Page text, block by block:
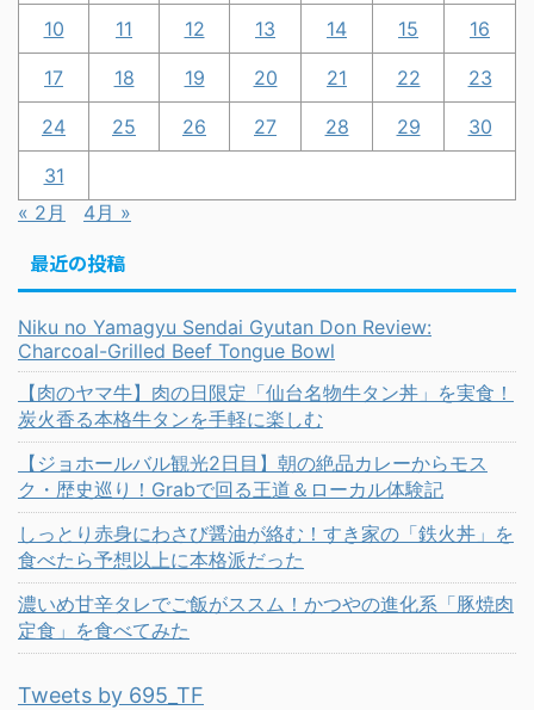
10 11 12 13 14 15 16
17 18 19 20 21 22 23
24 25 26 27 28 29 30
31
« 2月
4月 »
最近の投稿
Niku no Yamagyu Sendai Gyutan Don Review:
Charcoal-Grilled Beef Tongue Bowl
【肉のヤマ牛】肉の日限定「仙台名物牛タン丼」を実食！
炭火香る本格牛タンを手軽に楽しむ
【ジョホールバル観光2日目】朝の絶品カレーからモス
ク・歴史巡り！Grabで回る王道＆ローカル体験記
しっとり赤身にわさび醤油が絡む！すき家の「鉄火丼」を
食べたら予想以上に本格派だった
濃いめ甘辛タレでご飯がススム！かつやの進化系「豚焼肉
定食」を食べてみた
Tweets by 695_TF